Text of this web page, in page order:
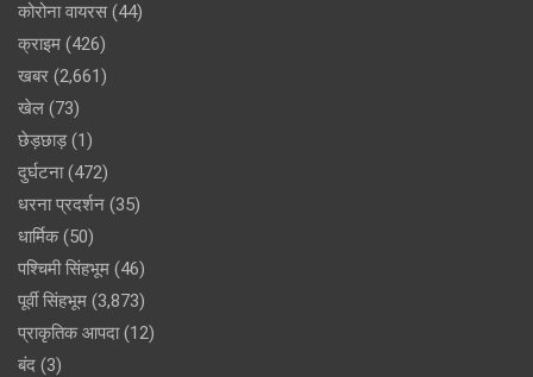
कोरोना वायरस (44)
क्राइम (426)
खबर (2,661)
खेल (73)
छेड़छाड़(1)
दुर्घटना(472)
धरना प्रदर्शन (35)
धार्मिक(50)
पश्चिमी सिंहभूम (46)
पूर्वी सिंहभूम (3,873)
प्राकृतिक आपदा(12)
बंद (3)